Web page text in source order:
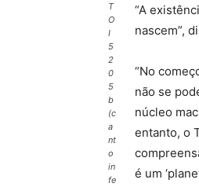
T
O
I
5
2
0
5
b
(c
a
nt
o
in
fe
“A
nascem”,
“No
não se
núcleo
entanto, o
é um